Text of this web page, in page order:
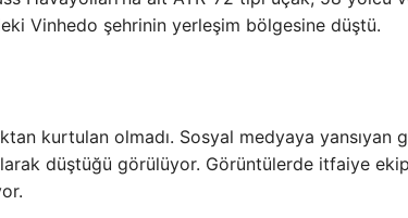
Vinhedo şehrinin yerleşim bölgesine düştü.
kurtulan olmadı. Sosyal medyaya yansıyan
düştüğü görülüyor. Görüntülerde itfaiye